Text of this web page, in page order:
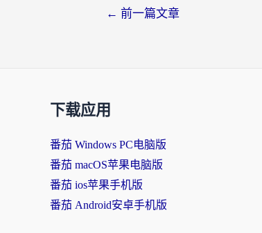
← 前一篇文章
下载应用
番茄 Windows PC电脑版
番茄 macOS苹果电脑版
番茄 ios苹果手机版
番茄 Android安卓手机版